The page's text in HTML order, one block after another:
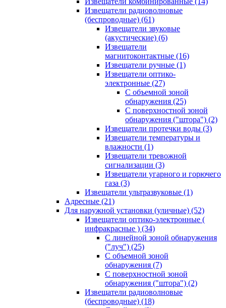
Извещатели радиоволновые
(беспроводные) (61)
Извещатели звуковые
(акустические) (6)
Извещатели
магнитоконтактные (16)
Извещатели ручные (1)
Извещатели оптико-
электронные (27)
С объемной зоной
обнаружения (25)
С поверхностной зоной
обнаружения ("штора") (2)
Извещатели протечки воды (3)
Извещатели температуры и
влажности (1)
Извещатели тревожной
сигнализации (3)
Извещатели угарного и горючего
газа (3)
Извещатели ультразвуковые (1)
Адресные (21)
Для наружной установки (уличные) (52)
Извещатели оптико-электронные (
инфракрасные ) (34)
С линейной зоной обнаружения
("луч") (25)
С объемной зоной
обнаружения (7)
С поверхностной зоной
обнаружения ("штора") (2)
Извещатели радиоволновые
(беспроводные) (18)